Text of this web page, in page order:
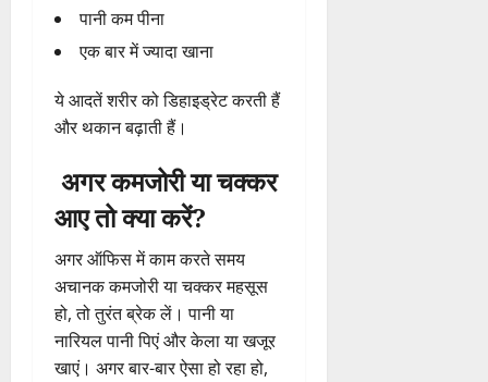
पानी कम पीना
एक बार में ज्यादा खाना
ये आदतें शरीर को डिहाइड्रेट करती हैं
और थकान बढ़ाती हैं।
अगर कमजोरी या चक्कर
आए तो क्या करें?
अगर ऑफिस में काम करते समय
अचानक कमजोरी या चक्कर महसूस
हो, तो तुरंत ब्रेक लें। पानी या
नारियल पानी पिएं और केला या खजूर
खाएं। अगर बार-बार ऐसा हो रहा हो,